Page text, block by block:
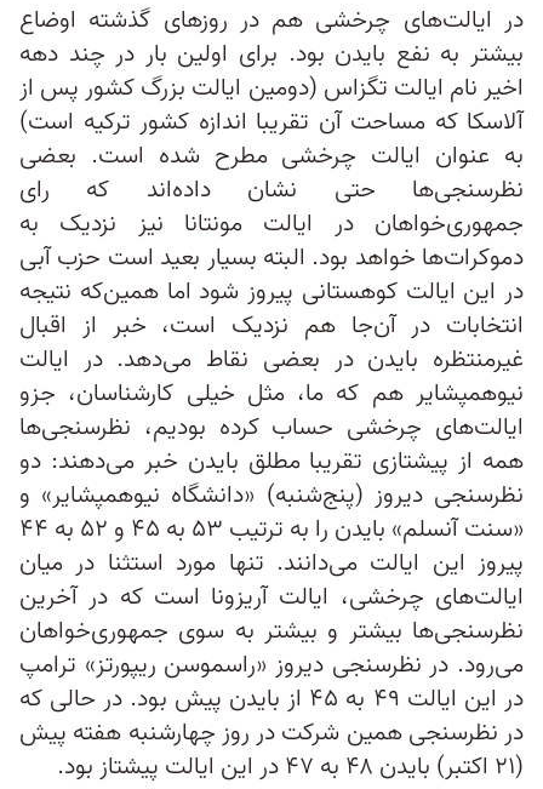
در ایالت‌های چرخشی هم در روزهای گذشته اوضاع
بیشتر به نفع بایدن بود. برای اولین بار در چند دهه
اخیر نام ایالت تگزاس (دومین ایالت بزرگ کشور پس از
آلاسکا که مساحت آن تقریبا اندازه کشور ترکیه است)
به عنوان ایالت چرخشی مطرح شده است. بعضی
نظرسنجی‌ها حتی نشان داده‌اند که رای
جمهوری‌خواهان در ایالت مونتانا نیز نزدیک به
دموکرات‌ها خواهد بود. البته بسیار بعید است حزب آبی
در این ایالت کوهستانی پیروز شود اما همین‌که نتیجه
انتخابات در آن‌جا هم نزدیک است، خبر از اقبال
غیرمنتظره بایدن در بعضی نقاط می‌دهد. در ایالت
نیوهمپشایر هم که ما، مثل خیلی کارشناسان، جزو
ایالت‌های چرخشی حساب کرده بودیم، نظرسنجی‌ها
همه از پیشتازی تقریبا مطلق بایدن خبر می‌دهند: دو
نظرسنجی دیروز (پنج‌شنبه) «دانشگاه نیوهمپشایر» و
«سنت آنسلم» بایدن را به ترتیب ۵۳ به ۴۵ و ۵۲ به ۴۴
پیروز این ایالت می‌دانند. تنها مورد استثنا در میان
ایالت‌های چرخشی، ایالت آریزونا است که در آخرین
نظرسنجی‌ها بیشتر و بیشتر به سوی جمهوری‌خواهان
می‌رود. در نظرسنجی دیروز «راسموسن ریپورتز» ترامپ
در این ایالت ۴۹ به ۴۵ از بایدن پیش بود. در حالی که
در نظرسنجی همین شرکت در روز چهارشنبه هفته پیش
(۲۱ اکتبر) بایدن ۴۸ به ۴۷ در این ایالت پیشتاز بود.